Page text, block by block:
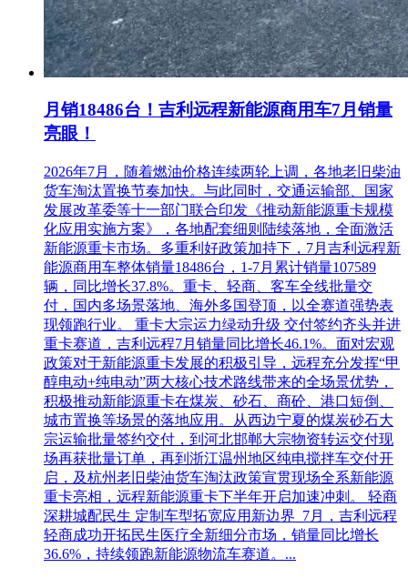
月销18486台！吉利远程新能源商用车7月销量
亮眼！
2026年7月，随着燃油价格连续两轮上调，各地老旧柴油
货车淘汰置换节奏加快。与此同时，交通运输部、国家
发展改革委等十一部门联合印发《推动新能源重卡规模
化应用实施方案》，各地配套细则陆续落地，全面激活
新能源重卡市场。多重利好政策加持下，7月吉利远程新
能源商用车整体销量18486台，1-7月累计销量107589
辆，同比增长37.8%。重卡、轻商、客车全线批量交
付，国内多场景落地、海外多国登顶，以全赛道强势表
现领跑行业。 重卡大宗运力绿动升级 交付签约齐头并进
重卡赛道，吉利远程7月销量同比增长46.1%。面对宏观
政策对于新能源重卡发展的积极引导，远程充分发挥“甲
醇电动+纯电动”两大核心技术路线带来的全场景优势，
积极推动新能源重卡在煤炭、砂石、商砼、港口短倒、
城市置换等场景的落地应用。从西边宁夏的煤炭砂石大
宗运输批量签约交付，到河北邯郸大宗物资转运交付现
场再获批量订单，再到浙江温州地区纯电搅拌车交付开
启，及杭州老旧柴油货车淘汰政策宣贯现场全系新能源
重卡亮相，远程新能源重卡下半年开启加速冲刺。 轻商
深耕城配民生 定制车型拓宽应用新边界 7月，吉利远程
轻商成功开拓民生医疗全新细分市场，销量同比增长
36.6%，持续领跑新能源物流车赛道。...